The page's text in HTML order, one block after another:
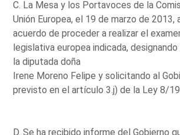
C. La Mesa y los Portavoces de la
Unión Europea, el 19 de marzo de 2013,
acuerdo de proceder a realizar el
legislativa europea indicada,
la diputada doña
Irene Moreno Felipe y solicitando al
previsto en el artículo 3.j) de la Ley 8/
D. Se ha recibido informe del Gobierno